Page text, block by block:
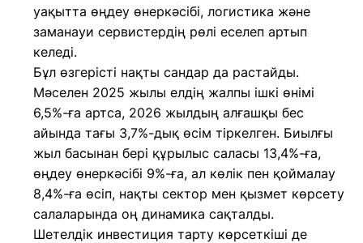
уақытта өңдеу өнеркәсібі, логистика және
заманауи сервистердің рөлі еселеп артып
келеді.
Бұл өзгерісті нақты сандар да растайды.
Мәселен 2025 жылы елдің жалпы ішкі өнімі
6,5%-ға артса, 2026 жылдың алғашқы бес
айында тағы 3,7%-дық өсім тіркелген. Биылғы
жыл басынан бері құрылыс саласы 13,4%-ға,
өңдеу өнеркәсібі 9%-ға, ал көлік пен қоймалау
8,4%-ға өсіп, нақты сектор мен қызмет көрсету
салаларында оң динамика сақталды.
Шетелдік инвестиция тарту көрсеткіші де